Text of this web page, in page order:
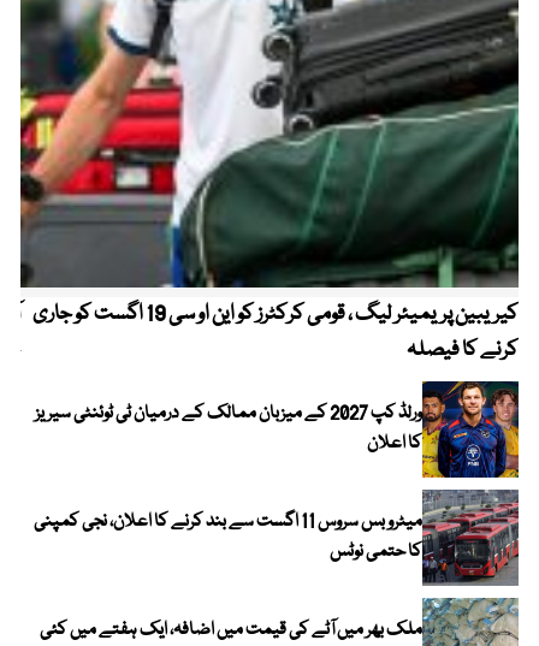
کیریبین پریمیئر لیگ ، قومی کرکٹرز کو این او سی 19 اگست کو جاری
کرنے کا فیصلہ
ورلڈ کپ 2027 کے میزبان ممالک کے درمیان ٹی ٹوئنٹی سیریز
کا اعلان
میٹرو بس سروس 11 اگست سے بند کرنے کا اعلان، نجی کمپنی
کا حتمی نوٹس
ملک بھر میں آٹے کی قیمت میں اضافہ، ایک ہفتے میں کئی